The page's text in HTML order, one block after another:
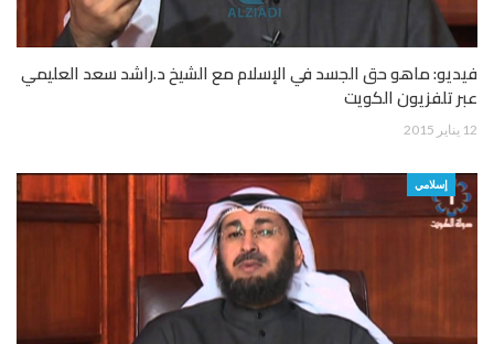
فيديو: ماهو حق الجسد في الإسلام مع الشيخ د.راشد سعد العليمي
عبر تلفزيون الكويت
12 يناير 2015
إسلامي